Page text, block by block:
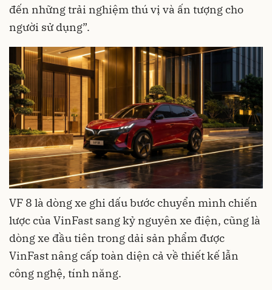
đến những trải nghiệm thú vị và ấn tượng cho
người sử dụng”.
VF 8 là dòng xe ghi dấu bước chuyển mình chiến
lược của VinFast sang kỷ nguyên xe điện, cũng là
dòng xe đầu tiên trong dải sản phẩm được
VinFast nâng cấp toàn diện cả về thiết kế lẫn
công nghệ, tính năng.